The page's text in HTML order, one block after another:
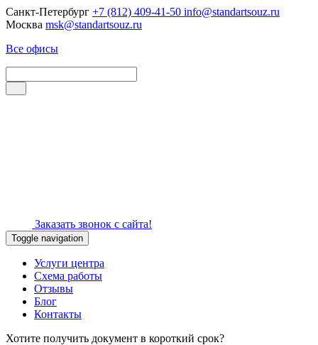
Санкт-Петербург +7 (812) 409-41-50 info@standartsouz.ru
Москва msk@standartsouz.ru
Все офисы
Заказать звонок с сайта!
Toggle navigation
Услуги центра
Схема работы
Отзывы
Блог
Контакты
Хотите получить документ в короткий срок?